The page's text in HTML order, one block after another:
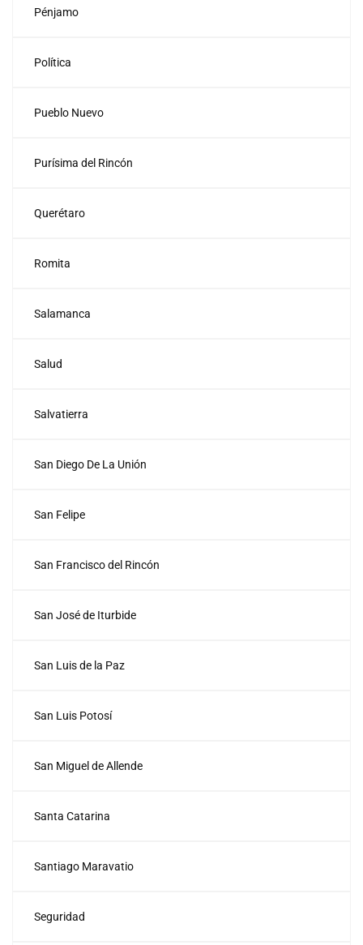
Pénjamo
Política
Pueblo Nuevo
Purísima del Rincón
Querétaro
Romita
Salamanca
Salud
Salvatierra
San Diego De La Unión
San Felipe
San Francisco del Rincón
San José de Iturbide
San Luis de la Paz
San Luis Potosí
San Miguel de Allende
Santa Catarina
Santiago Maravatio
Seguridad